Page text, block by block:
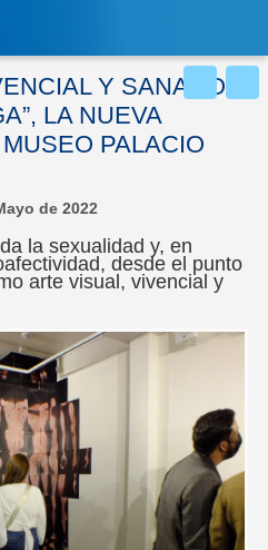
Y SANADOR
LA NUEVA
PALACIO
de 2022
la sexualidad y, en
desde el punto
arte visual, vivencial y